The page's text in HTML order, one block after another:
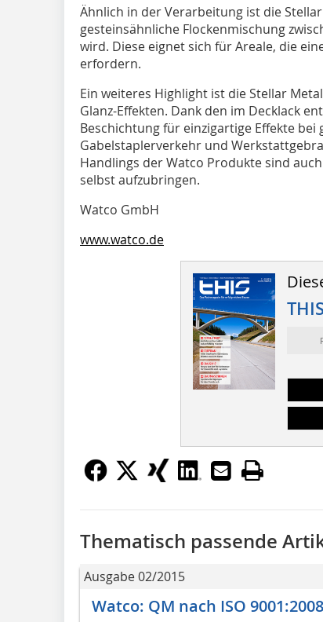
Ähnlich in der Verarbeitung ist die
gesteinsähnliche Flockenmischung
wird. Diese eignet sich für Areale, die
erfordern.
Ein weiteres Highlight ist die Stellar
Glanz-Effekten. Dank den im Decklack
Beschichtung für einzigartige Effekte
Gabelstaplerverkehr und
Handlings der Watco Produkte sind
selbst aufzubringen.
Watco GmbH
www.watco.de
Thematisch passende
Ausgabe 02/2015
Watco: QM nach ISO